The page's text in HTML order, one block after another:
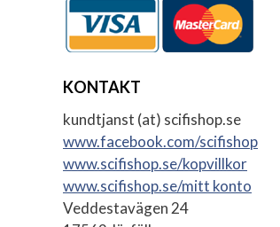
KONTAKT
kundtjanst (at) scifishop.se
www.facebook.com/scifishop
www.scifishop.se/kopvillkor
www.scifishop.se/mitt konto
Veddestavägen 24